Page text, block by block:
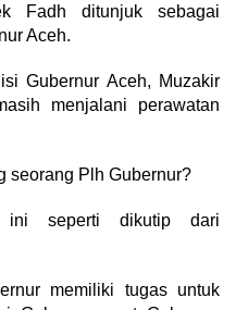
Fadh ditunjuk sebagai
Aceh.
Gubernur Aceh, Muzakir
menjalani perawatan
seorang Plh Gubernur?
ini seperti dikutip dari
memiliki tugas untuk